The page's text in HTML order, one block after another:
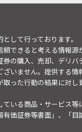
して行っております。
できると考える情報
の購入、売却、デリ
いません。提供する
った行動の結果に対
いる商品・サービス
有価証券等書面」、「